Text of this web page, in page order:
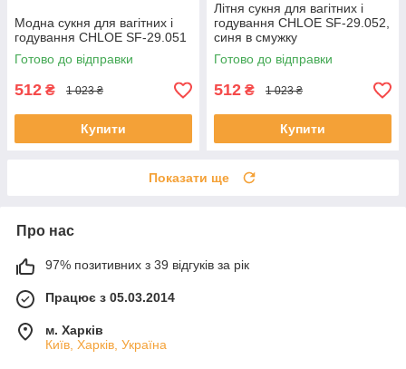
Модна сукня для вагітних і
годування CHLOE SF-29.051
Готово до відправки
512 ₴ 1 023 ₴
Купити
Літня сукня для вагітних і
годування CHLOE SF-29.052,
синя в смужку
Готово до відправки
512 ₴ 1 023 ₴
Купити
Показати ще
Про нас
97% позитивних з 39 відгуків за рік
Працює з 05.03.2014
м. Харків
Київ, Харків, Україна